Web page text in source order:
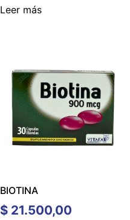
Leer más
BIOTINA
$21.500,00